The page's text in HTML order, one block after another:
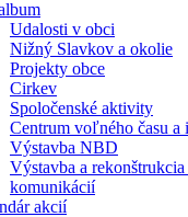
Udalosti v obci
Nižný Slavkov a okolie
Projekty obce
Cirkev
Spoločenské aktivity
Centrum voľného času a
Výstavba NBD
Výstavba a
komunikácií
akcií